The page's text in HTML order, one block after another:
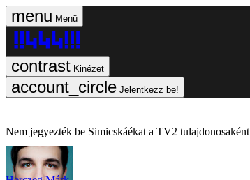
Menü
Kinézet
Jelentkezz be!
Nem jegyezték be Simicskáékat a TV2 tulajdonosaként